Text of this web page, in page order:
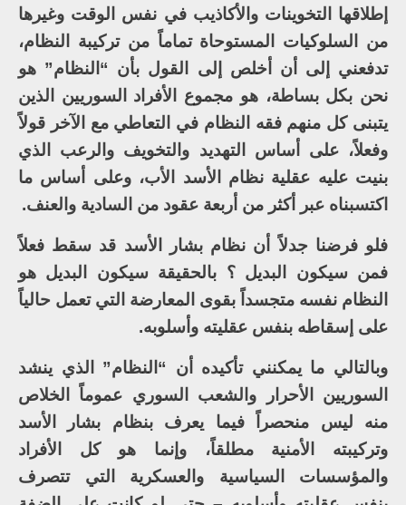
إطلاقها التخوينات والأكاذيب في نفس الوقت وغيرها
من السلوكيات المستوحاة تماماً من تركيبة النظام،
تدفعني إلى أن أخلص إلى القول بأن “النظام” هو
نحن بكل بساطة، هو مجموع الأفراد السوريين الذين
يتبنى كل منهم فقه النظام في التعاطي مع الآخر قولاً
وفعلاً، على أساس التهديد والتخويف والرعب الذي
بنيت عليه عقلية نظام الأسد الأب، وعلى أساس ما
اكتسبناه عبر أكثر من أربعة عقود من السادية والعنف.
فلو فرضنا جدلاً أن نظام بشار الأسد قد سقط فعلاً
فمن سيكون البديل ؟ بالحقيقة سيكون البديل هو
النظام نفسه متجسداً بقوى المعارضة التي تعمل حالياً
على إسقاطه بنفس عقليته وأسلوبه.
وبالتالي ما يمكنني تأكيده أن “النظام” الذي ينشد
السوريين الأحرار والشعب السوري عموماً الخلاص
منه ليس منحصراً فيما يعرف بنظام بشار الأسد
وتركيبته الأمنية مطلقاً، وإنما هو كل الأفراد
والمؤسسات السياسية والعسكرية التي تتصرف